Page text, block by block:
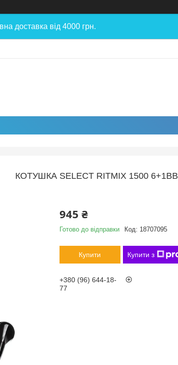
доставка від 4000 грн.
КОТУШКА SELECT RITMIX 1500 6+1BB
945 ₴
Готово до відправки Код: 18707095
Купити Купити з
+380 (96) 644-18-
77